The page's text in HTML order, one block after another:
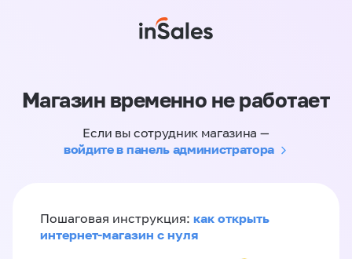
Магазин временно не работает
Если вы сотрудник магазина —
войдите в панель администратора
Пошаговая инструкция: как открыть
интернет-магазин с нуля